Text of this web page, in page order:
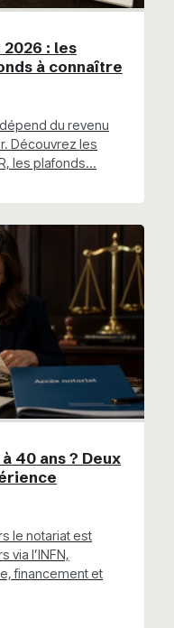
2026 : les
à connaître
du revenu
Découvrez les
les plafonds…
40 ans ? Deux
le notariat est
via l’INFN,
financement et